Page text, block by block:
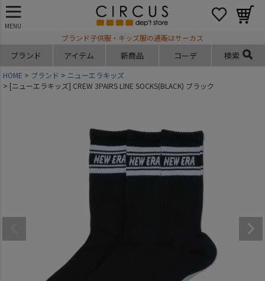
MENU
ブランド子供服・キッズ服の通販はサーカス
ブランド アイテム 新商品 コーデ 検索
HOME ブランド
ニューエラキッズ
[ニューエラキッズ] CREW 3PAIRS LINE SOCKS(BLACK) ブラック